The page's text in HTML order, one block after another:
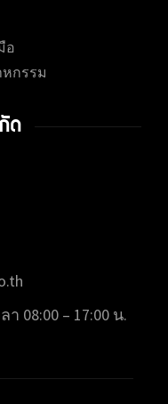
อ
กรรม
ด
08:00 – 17:00 น.